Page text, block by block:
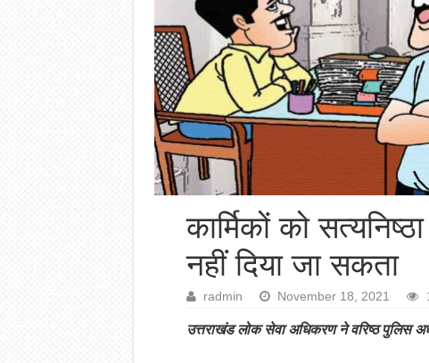
कार्मिकों को
नहीं दिया जा सकता
radmin November 18, 2021
उत्तराखंड लोक सेवा अधिकरण ने वरिष्ठ पुलिस